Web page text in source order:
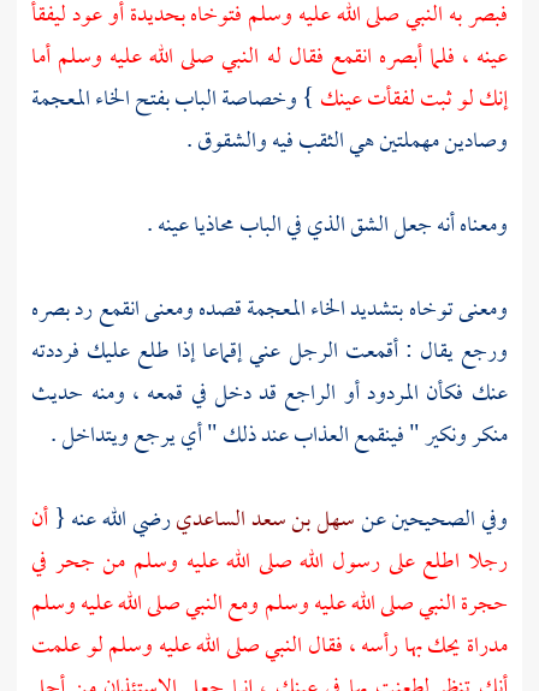
فبصر به النبي صلى الله عليه وسلم فتوخاه بحديدة أو عود ليفقأ
عينه ، فلما أبصره انقمع فقال له النبي صلى الله عليه وسلم أما
إنك لو ثبت لفقأت عينك } وخصاصة الباب بفتح الخاء المعجمة
وصادين مهملتين هي الثقب فيه والشقوق .
ومعناه أنه جعل الشق الذي في الباب محاذيا عينه .
ومعنى توخاه بتشديد الخاء المعجمة قصده ومعنى انقمع رد بصره
ورجع يقال : أقمعت الرجل عني إقماعا إذا طلع عليك فرددته
عنك فكأن المردود أو الراجع قد دخل في قمعه ، ومنه حديث
منكر ونكير " فينقمع العذاب عند ذلك " أي يرجع ويتداخل .
وفي الصحيحين عنسهل بن سعد الساعديرضي الله عنه {أن
رجلا اطلع على رسول الله صلى الله عليه وسلم من جحر في
حجرة النبي صلى الله عليه وسلم ومع النبي صلى الله عليه وسلم
مدراة يحك بها رأسه ، فقال النبي صلى الله عليه وسلم لو علمت